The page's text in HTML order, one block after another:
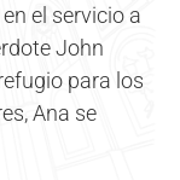
el servicio a
John
para los
Ana se